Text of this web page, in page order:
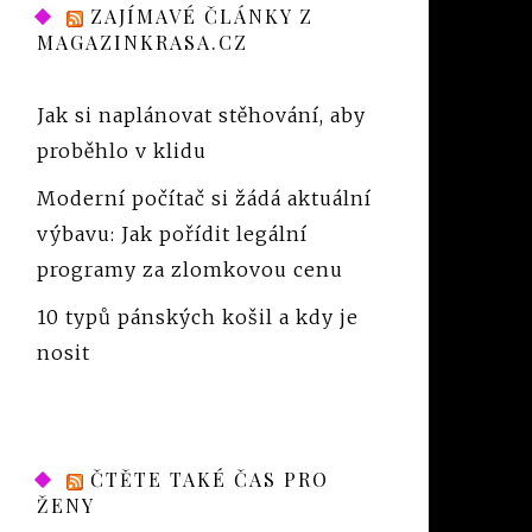
ZAJÍMAVÉ ČLÁNKY Z
MAGAZINKRASA.CZ
Jak si naplánovat stěhování, aby
proběhlo v klidu
Moderní počítač si žádá aktuální
výbavu: Jak pořídit legální
programy za zlomkovou cenu
10 typů pánských košil a kdy je
nosit
ČTĚTE TAKÉ ČAS PRO
ŽENY